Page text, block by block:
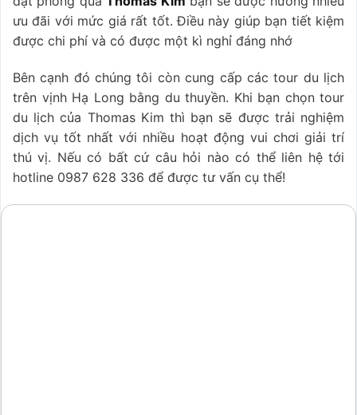
ưu đãi với mức giá rất tốt. Điều này giúp bạn tiết kiệm
được chi phí và có được một kì nghỉ đáng nhớ
Bên cạnh đó chúng tôi còn cung cấp các tour du lịch
trên vịnh Hạ Long bằng du thuyền. Khi bạn chọn tour
du lịch của Thomas Kim thì bạn sẽ được trải nghiệm
dịch vụ tốt nhất với nhiều hoạt động vui chơi giải trí
thú vị. Nếu có bất cứ câu hỏi nào có thể liên hệ tới
hotline 0987 628 336 để được tư vấn cụ thể!